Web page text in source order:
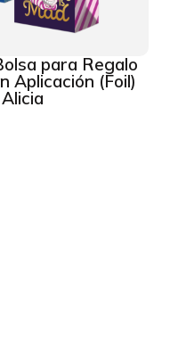
para Regalo
Aplicación (Foil)
Alicia